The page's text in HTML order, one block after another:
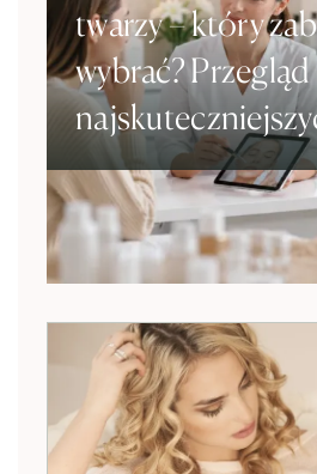
twarzy – który
wybrać? Przegląd